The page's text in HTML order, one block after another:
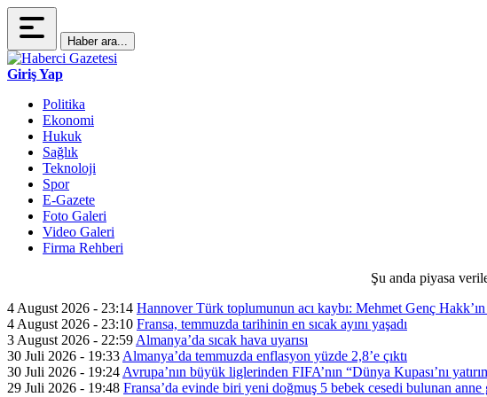
Haber ara...
Giriş Yap
Politika
Ekonomi
Hukuk
Sağlık
Teknoloji
Spor
E-Gazete
Foto Galeri
Video Galeri
Firma Rehberi
Şu anda piyasa
4 August 2026 - 23:14 Hannover Türk toplumunun acı kaybı: Mehmet Genç
4 August 2026 - 23:10 Fransa, temmuzda tarihinin en sıcak ayını yaşadı
3 August 2026 - 22:59 Almanya’da sıcak hava uyarısı
30 Juli 2026 - 19:33 Almanya’da temmuzda enflasyon yüzde 2,8’e çıktı
30 Juli 2026 - 19:24 Avrupa’nın büyük liglerinden FIFA’nın “Dünya Kupası’nı
29 Juli 2026 - 19:48 Fransa’da evinde biri yeni doğmuş 5 bebek cesedi bulunan anne